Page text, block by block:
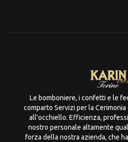
Le bomboniere, i confetti e le
comparto Servizi per la
all’occhiello. Efficienza,
nostro personale altamente
forza della nostra azienda, che